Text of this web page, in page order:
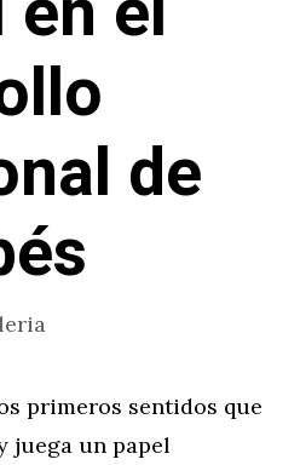
de
primeros sentidos que
juega un papel